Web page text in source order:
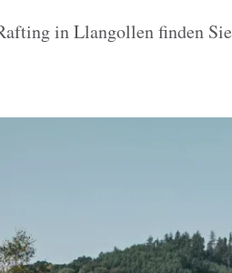
in Llangollen finden Sie